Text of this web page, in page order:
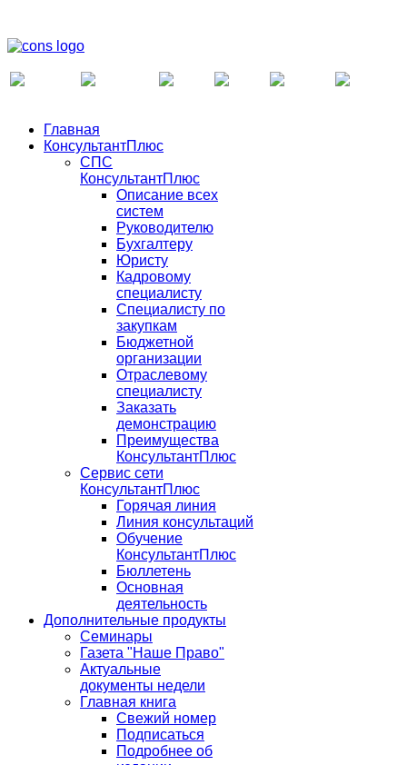
Главная
КонсультантПлюс
СПС
КонсультантПлюс
Описание всех
систем
Руководителю
Бухгалтеру
Юристу
Кадровому
специалисту
Специалисту по
закупкам
Бюджетной
организации
Отраслевому
специалисту
Заказать
демонстрацию
Преимущества
КонсультантПлюс
Сервис сети
КонсультантПлюс
Горячая линия
Линия консультаций
Обучение
КонсультантПлюс
Бюллетень
Основная
деятельность
Дополнительные продукты
Семинары
Газета "Наше Право"
Актуальные
документы недели
Главная книга
Свежий номер
Подписаться
Подробнее об